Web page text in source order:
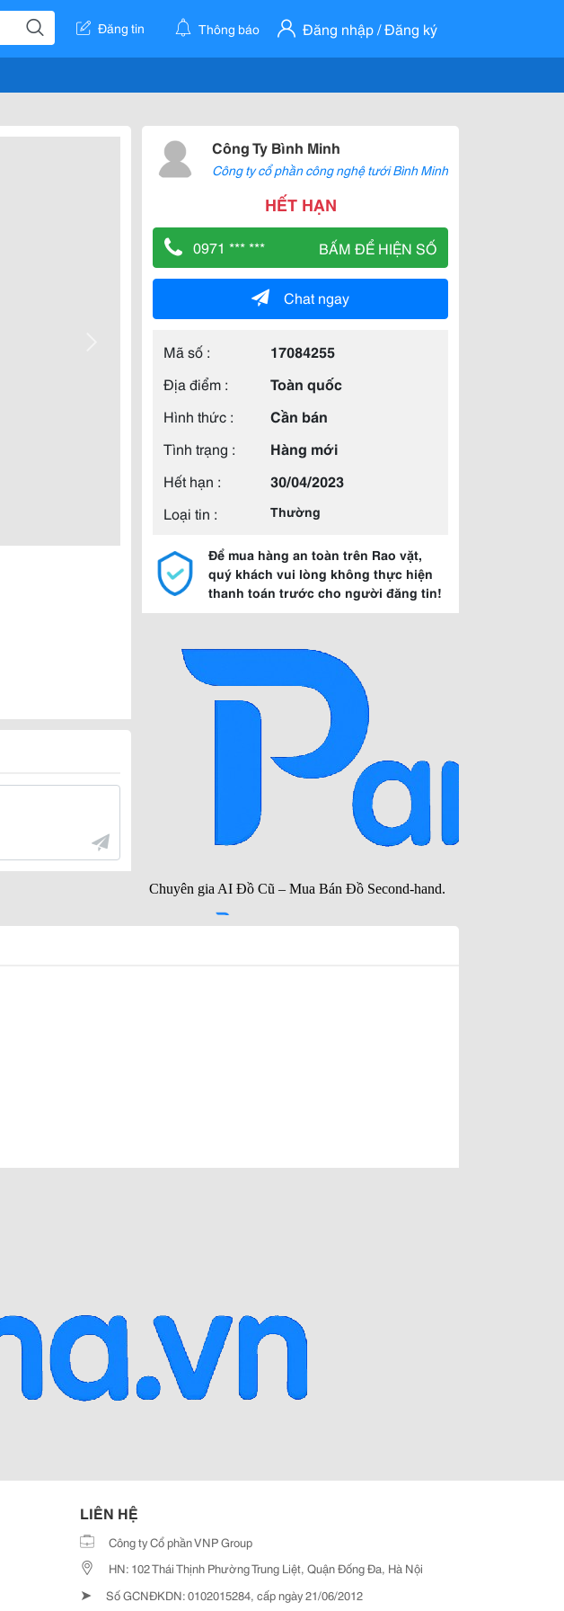
Đăng tin Thông báo Đăng nhập / Đăng ký
Công Ty Bình Minh
Công ty cổ phần công nghệ tưới Bình Minh
HẾT HẠN
0971 *** *** BẤM ĐỂ HIỆN SỐ
Chat ngay
Mã số :
17084255
Địa điểm :
Toàn quốc
Hình thức :
Cần bán
Tình trạng :
Hàng mới
Hết hạn :
30/04/2023
Loại tin :
Thường
Để mua hàng an toàn trên Rao vặt,
quý khách vui lòng không thực hiện
thanh toán trước cho người đăng tin!
LIÊN HỆ
Công ty Cổ phần VNP Group
HN: 102 Thái Thịnh Phường Trung Liệt, Quận Đống Đa, Hà Nội
➤ Số GCNĐKDN: 0102015284, cấp ngày 21/06/2012